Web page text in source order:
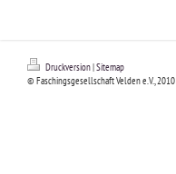
Druckversion|Sitemap
© Faschingsgesellschaft Velden e.V., 2010